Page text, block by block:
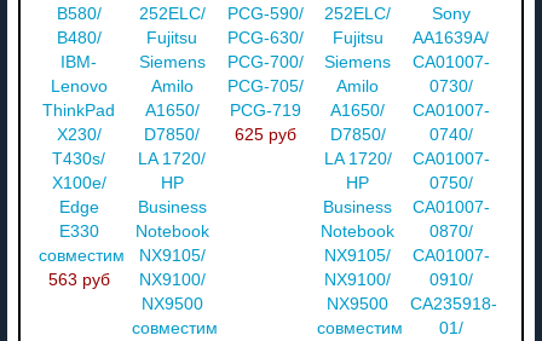
B580/
B480/
IBM-
Lenovo
ThinkPad
X230/
T430s/
X100e/
Edge
E330
совместимый
563 руб
252ELC/
Fujitsu
Siemens
Amilo
A1650/
D7850/
LA 1720/
HP
Business
Notebook
NX9105/
NX9100/
NX9500
совместимый
PCG-590/
PCG-630/
PCG-700/
PCG-705/
PCG-719
625 руб
252ELC/
Fujitsu
Siemens
Amilo
A1650/
D7850/
LA 1720/
HP
Business
Notebook
NX9105/
NX9100/
NX9500
совместимый
Sony
AA1639A/
CA01007-
0730/
CA01007-
0740/
CA01007-
0750/
CA01007-
0870/
CA01007-
0910/
CA235918-
01/